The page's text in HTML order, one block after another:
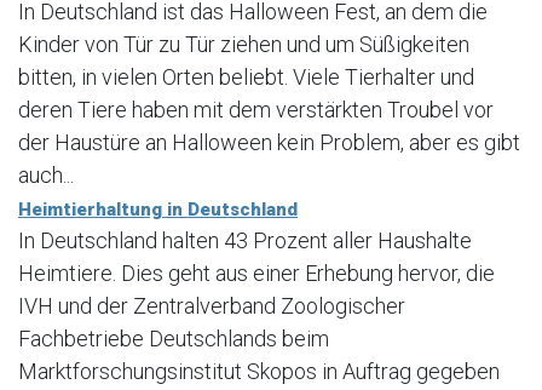
In Deutschland ist das Halloween Fest, an dem die
Kinder von Tür zu Tür ziehen und um Süßigkeiten
bitten, in vielen Orten beliebt. Viele Tierhalter und
deren Tiere haben mit dem verstärkten Troubel vor
der Haustüre an Halloween kein Problem, aber es gibt
auch...
Heimtierhaltung in Deutschland
In Deutschland halten 43 Prozent aller Haushalte
Heimtiere. Dies geht aus einer Erhebung hervor, die
IVH und der Zentralverband Zoologischer
Fachbetriebe Deutschlands beim
Marktforschungsinstitut Skopos in Auftrag gegeben